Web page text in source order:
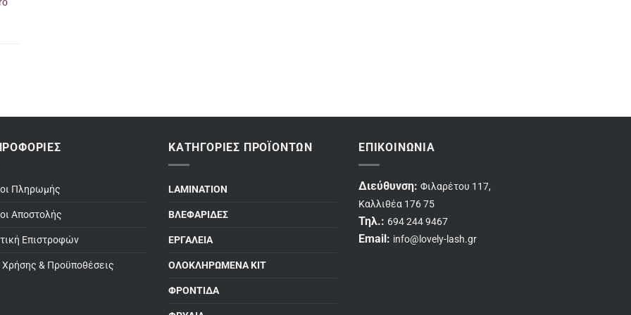
Πληρωμής
Αποστολής
Επιστροφών
Χρήσης & Προϋποθέσεις
ΚΑΤΗΓΟΡΊΕΣ ΠΡΟΪΌΝΤΩΝ
LAMINATION
ΒΛΕΦΑΡΙΔΕΣ
ΕΡΓΑΛΕΙΑ
ΟΛΟΚΛΗΡΩΜΕΝΑ ΚΙΤ
ΦΡΟΝΤΙΔΑ
ΕΠΙΚΟΙΝΩΝΊΑ
Διεύθυνση: Φιλαρέτου 117,
Καλλιθέα 176 75
Τηλ.: 694 244 9467
Email: info@lovely-lash.gr